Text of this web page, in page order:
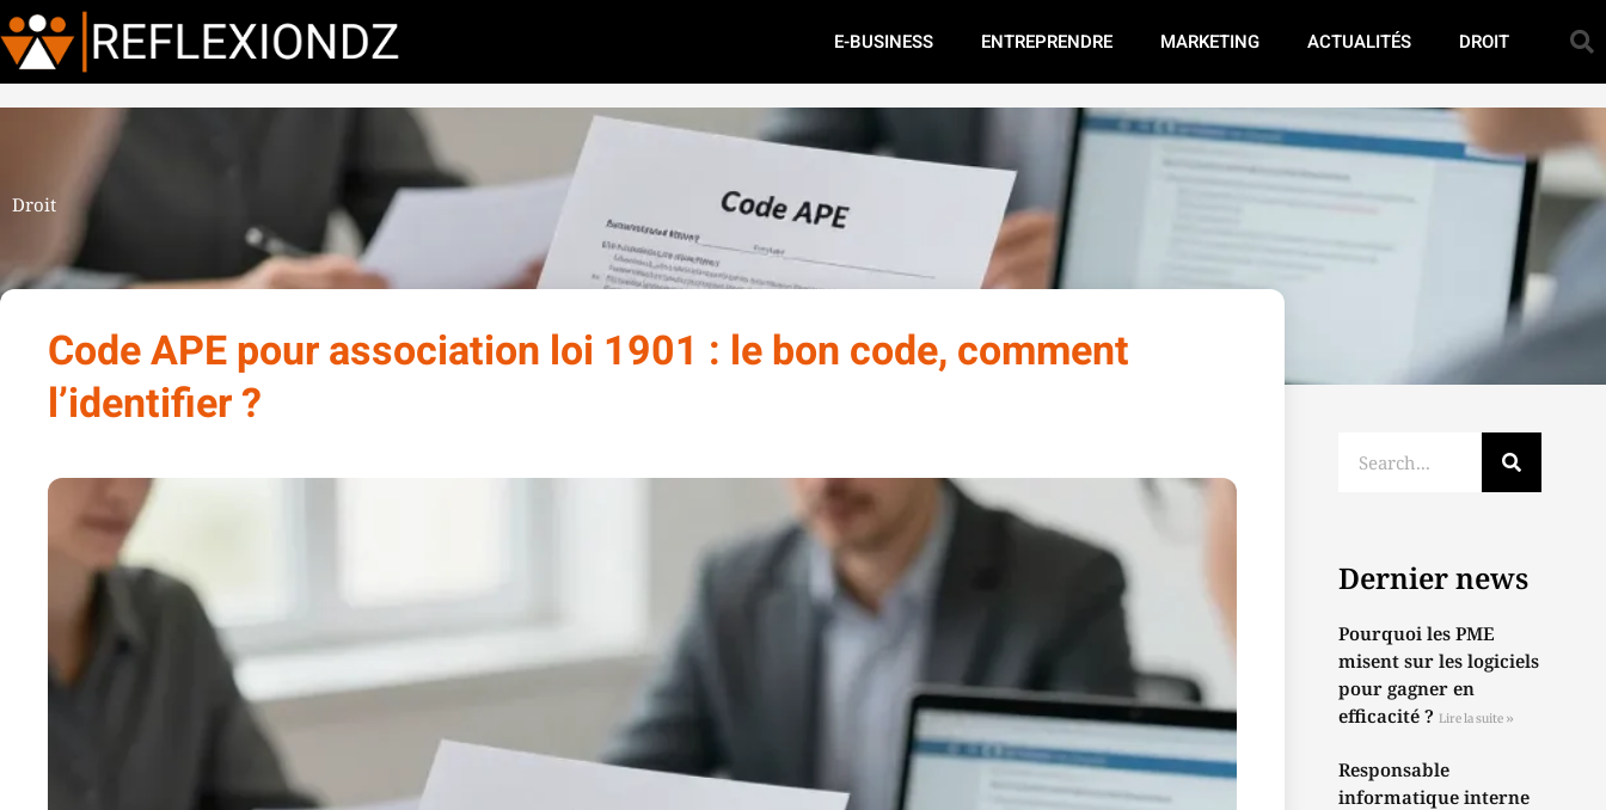
E-BUSINESS ENTREPRENDRE MARKETING ACTUALITÉS DROIT
Droit
Code APE pour association loi 1901 : le bon code, comment
l’identifier ?
Dernier news
Pourquoi les PME
misent sur les logiciels
pour gagner en
efficacité ?Lire la suite »
Responsable
informatique interne